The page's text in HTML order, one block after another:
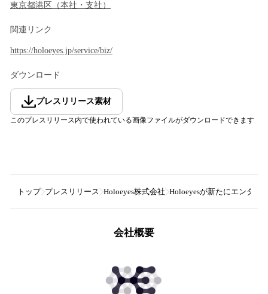
東京都港区 （本社・支社 ）
関連リンク
https://holoeyes.jp/service/biz/
ダウンロード
プレスリリース素材
このプレスリリース内で使われている画像ファイルがダウンロードできます
トップ プレスリリース Holoeyes株式会社 Holoeyesが新たにエンター
会社概要